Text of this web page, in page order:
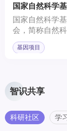
国家自然科学
国家自然科学
会，简称自然
委，是负责管
科学基金的国务
经费拨款方式，
成功经验，设立
基因项目
智识共享
科研社区 学